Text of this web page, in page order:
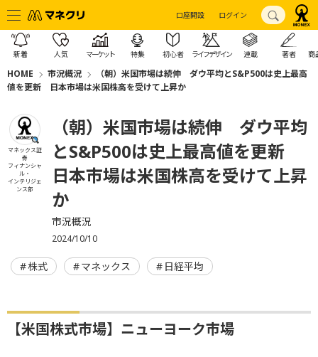
口座開設 ログイン
新着 人気 マーケット 特集 初心者 ライフデザイン 連載 著者 商
HOME 市況概況
（朝）米国市場は続伸 ダウ平均とS&P500は史上最高
値を更新 日本市場は米国株高を受けて上昇か
マネックス証
券
フィナンシャ
ル・
インテリジェ
ンス部
（朝）米国市場は続伸 ダウ平均
とS&P500は史上最高値を更新
日本市場は米国株高を受けて上昇
か
市況概況
2024/10/10
株式 マネックス 日経平均
【米国株式市場】ニューヨーク市場